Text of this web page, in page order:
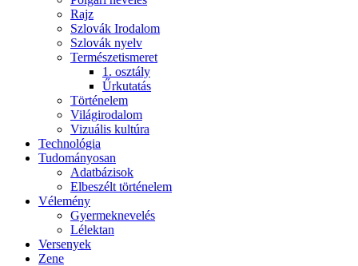
Rajz
Szlovák Irodalom
Szlovák nyelv
Természetismeret
1. osztály
Űrkutatás
Történelem
Világirodalom
Vizuális kultúra
Technológia
Tudományosan
Adatbázisok
Elbeszélt történelem
Vélemény
Gyermeknevelés
Lélektan
Versenyek
Zene